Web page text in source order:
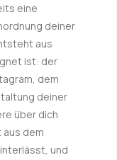
eine
deiner
aus
ist: der
dem
deiner
über dich
dem
und